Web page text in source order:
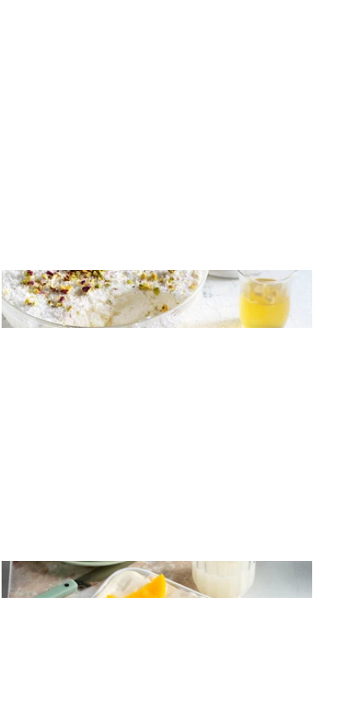
Γλυκό ψυγείου με γιαούρτι, ζελέ λεμόνι
και καρύδα
ΓΛΥΚΑ ΨΥΓΕΙΟΥ
Γλυκό ψυγείου με ροδάκινα και κράκερ
ΓΛΥΚΑ ΨΥΓΕΙΟΥ